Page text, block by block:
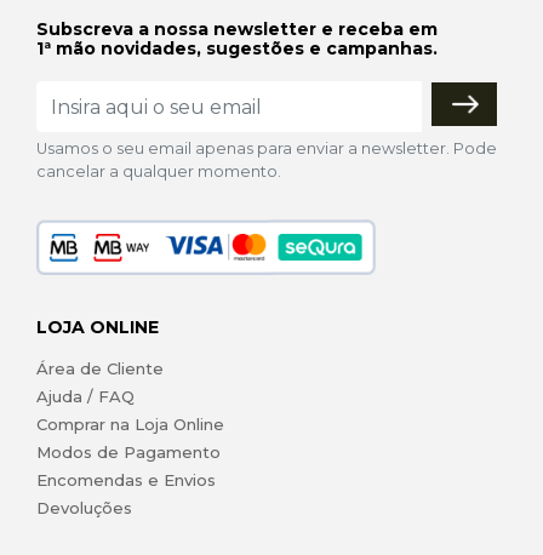
Subscreva a nossa newsletter e receba em
1ª mão novidades, sugestões e campanhas.
Usamos o seu email apenas para enviar a newsletter. Pode
cancelar a qualquer momento.
LOJA ONLINE
Área de Cliente
Ajuda / FAQ
Comprar na Loja Online
Modos de Pagamento
Encomendas e Envios
Devoluções